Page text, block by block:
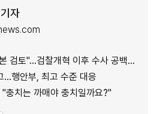
자
"…검찰개혁 이후 수사 공백 대응 나서
…행안부, 최고 수준 대응
충치는 까매야 충치일까요?"